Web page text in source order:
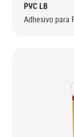
PVC LB
Adhesivo para